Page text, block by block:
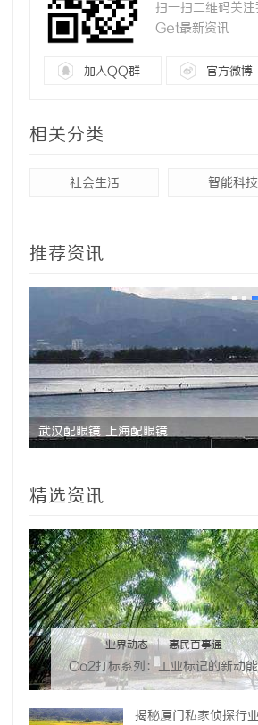
扫一扫二维码关注
Get最新资讯
加入QQ群 官方微博
相关分类
社会生活 智能科技
推荐资讯
武汉配眼镜 上海配眼镜
精选资讯
业界动态 | 惠民百事通
Co2打标系列：工业标记的新动能
揭秘厦门私家侦探行